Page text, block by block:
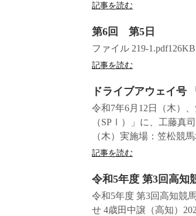
記事を読む
第6回 第5日
ファイル 219-1.pdf126KB
記事を読む
ドライブアウェイ号
令和7年6月12日（木）
（SPⅠ）」に、工藤真
（木）実施場：笠松競
記事を読む
令和5年度 第3回高知
令和5年度 第3回高知競
せ 4歳田中譲（高知）